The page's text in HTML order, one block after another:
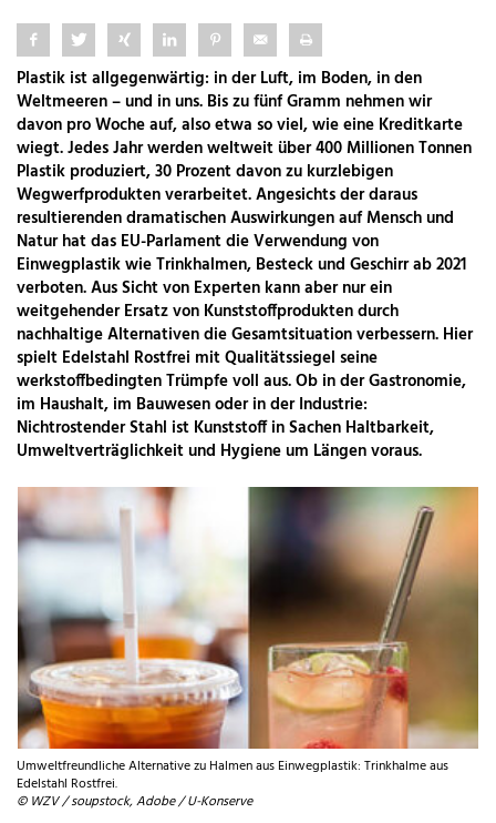
Plastik ist allgegenwärtig: in der Luft, im Boden, in den
Weltmeeren – und in uns. Bis zu fünf Gramm nehmen wir
davon pro Woche auf, also etwa so viel, wie eine Kreditkarte
wiegt. Jedes Jahr werden weltweit über 400 Millionen Tonnen
Plastik produziert, 30 Prozent davon zu kurzlebigen
Wegwerfprodukten verarbeitet. Angesichts der daraus
resultierenden dramatischen Auswirkungen auf Mensch und
Natur hat das EU-Parlament die Verwendung von
Einwegplastik wie Trinkhalmen, Besteck und Geschirr ab 2021
verboten. Aus Sicht von Experten kann aber nur ein
weitgehender Ersatz von Kunststoffprodukten durch
nachhaltige Alternativen die Gesamtsituation verbessern. Hier
spielt Edelstahl Rostfrei mit Qualitätssiegel seine
werkstoffbedingten Trümpfe voll aus. Ob in der Gastronomie,
im Haushalt, im Bauwesen oder in der Industrie:
Nichtrostender Stahl ist Kunststoff in Sachen Haltbarkeit,
Umweltverträglichkeit und Hygiene um Längen voraus.
Umweltfreundliche Alternative zu Halmen aus Einwegplastik: Trinkhalme aus
Edelstahl Rostfrei.
© WZV / soupstock, Adobe / U-Konserve